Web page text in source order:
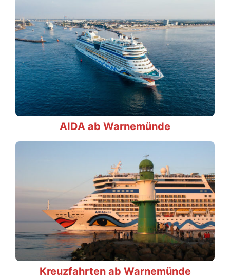
AIDA ab Warnemünde
Kreuzfahrten ab Warnemünde